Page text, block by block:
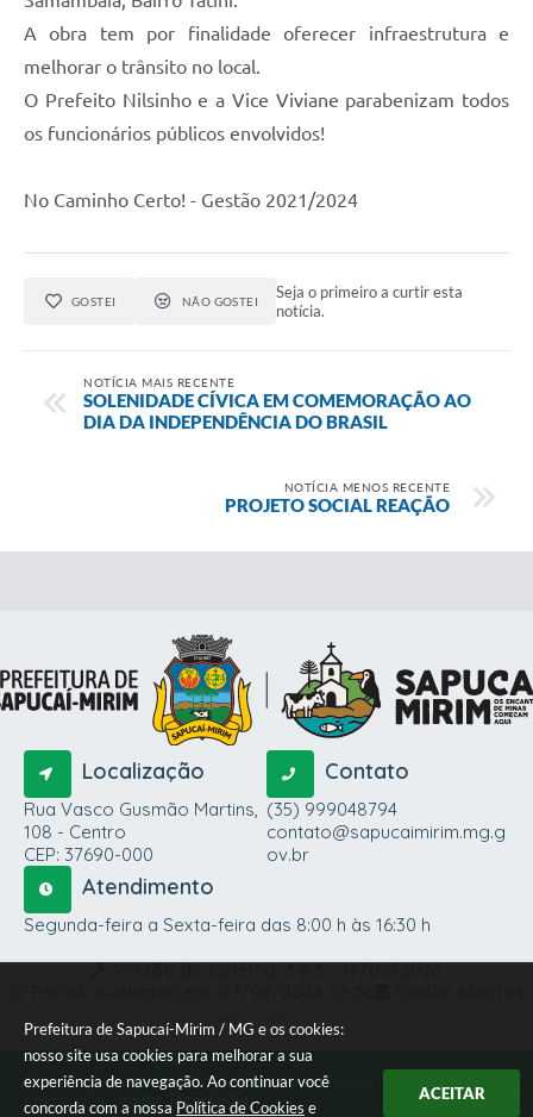
Prefeitura de Sapucaí-Mirim / MG e os cookies:
nosso site usa cookies para melhorar a sua
experiência de navegação. Ao continuar você
concorda com a nossa Política de Cookies e
ACEITAR
A obra tem por finalidade oferecer infraestrutura e
melhorar o trânsito no local.
O Prefeito Nilsinho e a Vice Viviane parabenizam todos
os funcionários públicos envolvidos!
No Caminho Certo! - Gestão 2021/2024
GOSTEI NÃO GOSTEI
Seja o primeiro a curtir esta
notícia.
NOTÍCIA MAIS RECENTE
SOLENIDADE CÍVICA EM COMEMORAÇÃO AO
DIA DA INDEPENDÊNCIA DO BRASIL
NOTÍCIA MENOS RECENTE
PROJETO SOCIAL REAÇÃO
Localização
Rua Vasco Gusmão Martins,
108 - Centro
CEP: 37690-000
Contato
(35) 999048794
contato@sapucaimirim.mg.g
ov.br
Atendimento
Segunda-feira a Sexta-feira das 8:00 h às 16:30 h
© Copyright Instar - 2006-2026. Todos os direitos
reservados -
Instar Tecnologia